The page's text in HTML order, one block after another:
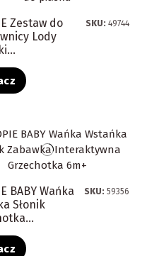
Zestaw do
Lody
SKU:49744
BABY Wańka
Słonik
SKU:59356